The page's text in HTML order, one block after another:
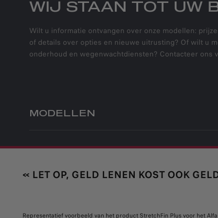
« LET OP, GELD LENEN KOST OOK
Representatief voorbeeld van het product StretchFin Plus voor het
WIJ STAAN TOT UW
Wilt u informatie ontvangen over onze modellen:
of details over opties en nieuwe uitrusting? Of wilt u
onderhoud en wegenwachtdiensten? Contacteer ons
MODELLEN
NIEUWE TONALE
AANKOOP